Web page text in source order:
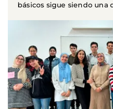
básicos sigue siendo una